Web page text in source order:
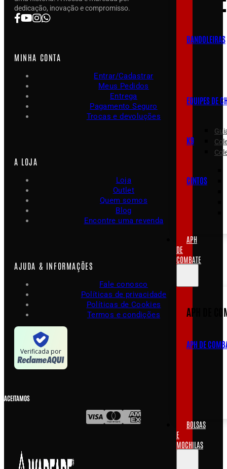
BANDOLEIRAS
EQUIPES DE
K9
CINTOS
APH
DE
COMBATE
APH DE
APH DE
BOLSAS
E
MOCHILAS
dedicação, inovação e compromisso.
MINHA CONTA
Entrar/Cadastrar
Meus Pedidos
Entrega
Pagamento Seguro
Trocas e devoluções
A LOJA
Loja
Outlet
Quem somos
Blog
Encontre uma revenda
AJUDA & INFORMAÇÕES
Fale conosco
Políticas de privacidade
Políticas de Cookies
Termos e condições
Verificada por
ACEITAMOS